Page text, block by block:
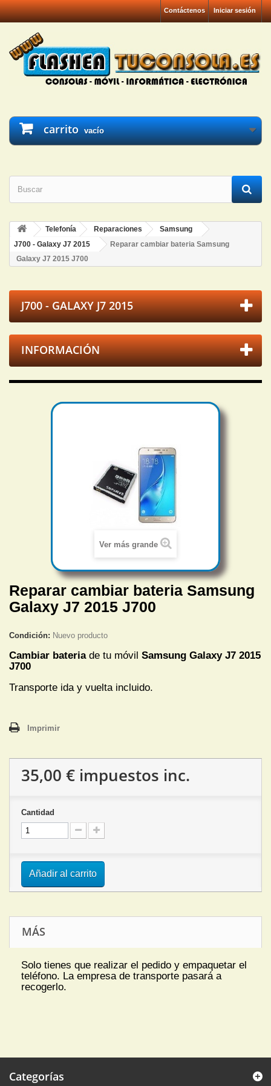
Iniciar sesión
Contáctenos
carrito vacío
Telefonía Reparaciones
Samsung
J700 - Galaxy J7 2015
Reparar cambiar bateria Samsung
Galaxy J7 2015 J700
J700 - GALAXY J7 2015
INFORMACIÓN
Ver más grande
Reparar cambiar bateria Samsung
Galaxy J7 2015 J700
Condición: Nuevo producto
Cambiar bateria de tu móvil Samsung Galaxy J7 2015
J700
Transporte ida y vuelta incluido.
Imprimir
35,00 € impuestos inc.
Cantidad
Añadir al carrito
MÁS
Solo tienes que realizar el pedido y empaquetar el
teléfono. La empresa de transporte pasará a
recogerlo.
Categorías